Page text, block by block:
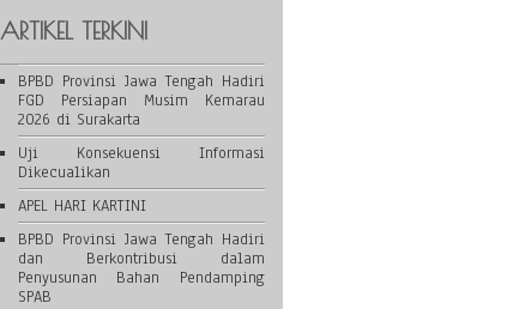
ARTIKEL TERKINI
BPBD Provinsi Jawa Tengah Hadiri
FGD Persiapan Musim Kemarau
2026 di Surakarta
Uji Konsekuensi Informasi
Dikecualikan
APEL HARI KARTINI
BPBD Provinsi Jawa Tengah Hadiri
dan Berkontribusi dalam
Penyusunan Bahan Pendamping
SPAB